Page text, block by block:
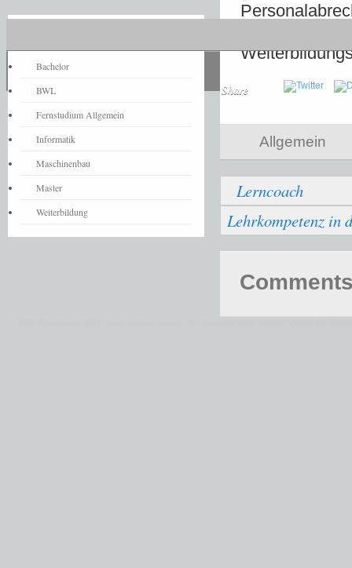
Share
Allgemein
Lerncoach
Lehrkompetenz in
Bachelor
BWL
Fernstudium Allgemein
Informatik
Maschinenbau
Master
Weiterbildung